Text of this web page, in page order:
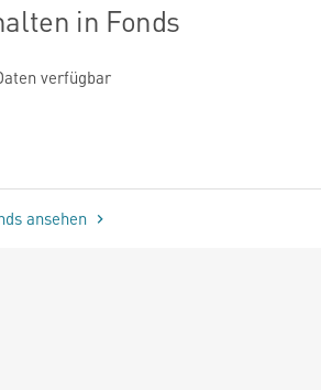
in Fonds
verfügbar
ansehen